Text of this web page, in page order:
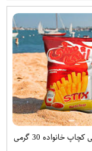
اسنک خلالی کچاپ خانواده 30 گرمی